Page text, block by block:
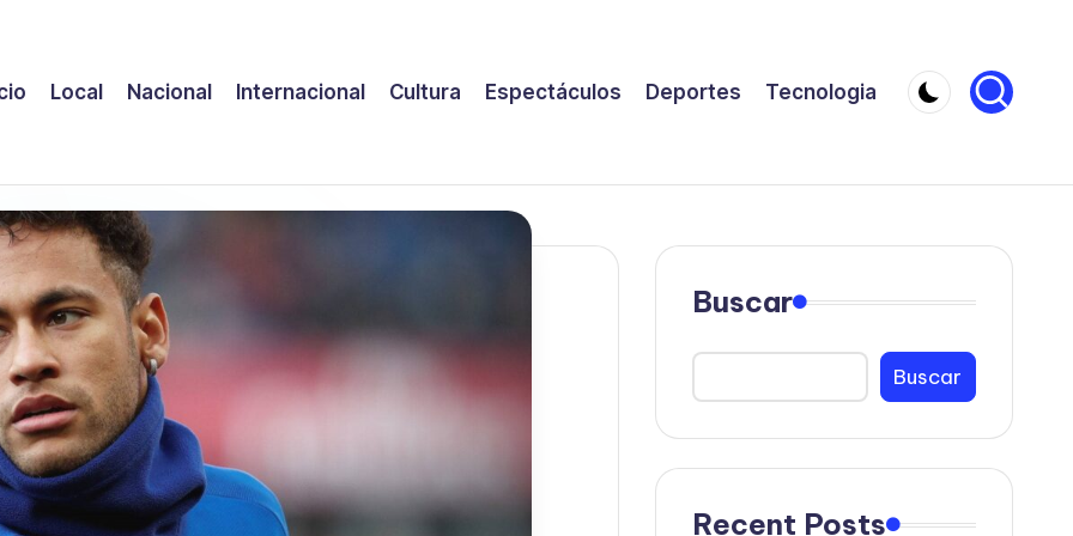
Local Nacional Internacional Cultura Espectáculos Deportes Tecnologia
Buscar
Buscar
Recent Posts